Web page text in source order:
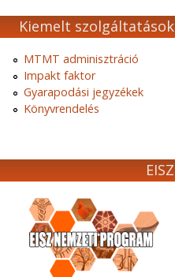
Kiemelt szolgáltatások
MTMT adminisztráció
Impakt faktor
Gyarapodási jegyzékek
Könyvrendelés
EISZ